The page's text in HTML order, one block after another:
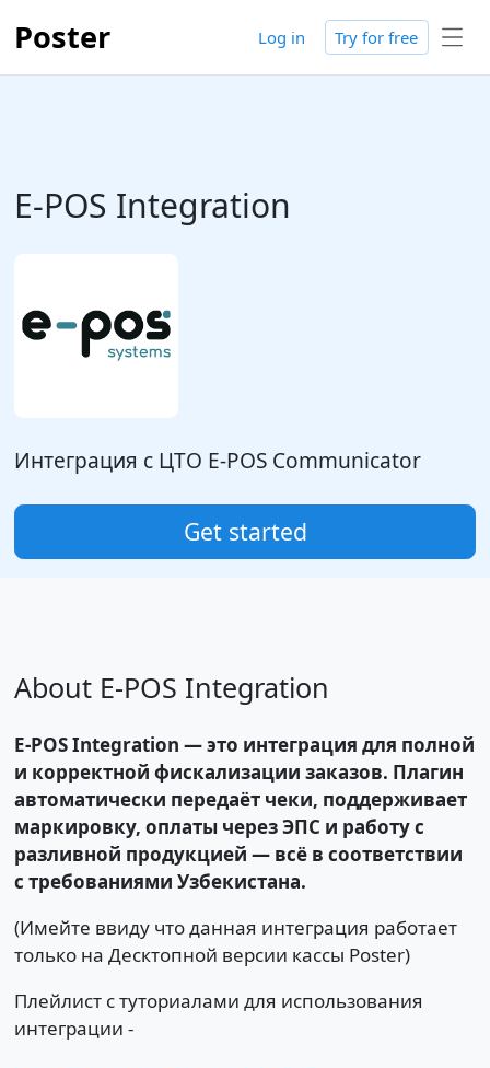
Poster Log in Try for free
E-POS Integration
Интеграция с ЦТО E-POS Communicator
Get started
About E-POS Integration
E-POS Integration — это интеграция для полной
и корректной фискализации заказов. Плагин
автоматически передаёт чеки, поддерживает
маркировку, оплаты через ЭПС и работу с
разливной продукцией — всё в соответствии
с требованиями Узбекистана.
(Имейте ввиду что данная интеграция работает
только на Десктопной версии кассы Poster)
Плейлист с туториалами для использования
интеграции -